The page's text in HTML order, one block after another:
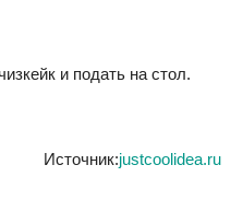
и подать на стол.
Источник:justcoolidea.ru